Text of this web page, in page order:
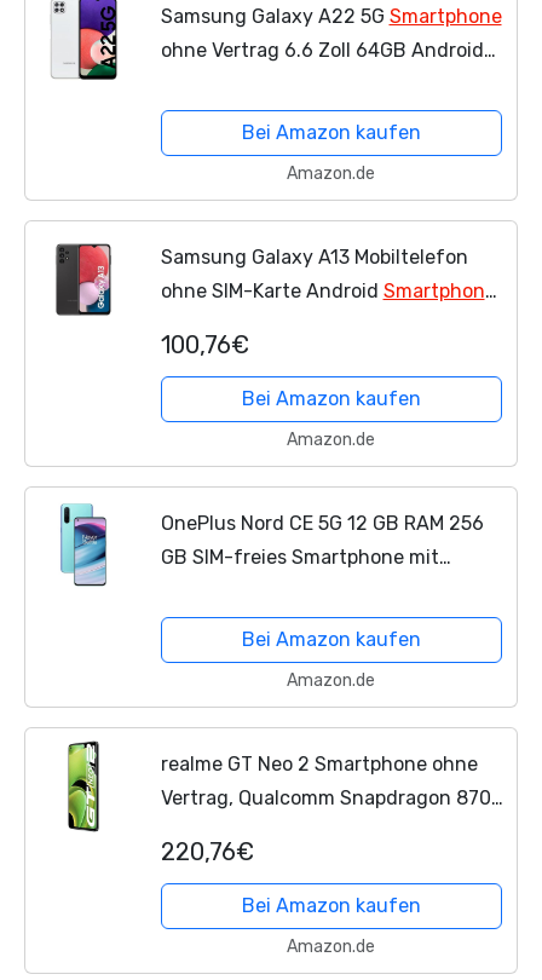
Samsung Galaxy A22 5G Smartphone
ohne Vertrag 6.6 Zoll 64GB Android
Bei Amazon kaufen
Amazon.de
Samsung Galaxy A13 Mobiltelefon
ohne SIM-Karte Android Smartphone
64GB Speicher, 5.000 mAh Akku,
Black, Android 12...
100,76€
Bei Amazon kaufen
Amazon.de
OnePlus Nord CE 5G 12 GB RAM 256
GB SIM-freies Smartphone mit
Jahre Garantie - Blue Void
Bei Amazon kaufen
Amazon.de
realme GT Neo 2 Smartphone ohne
Vertrag, Qualcomm Snapdragon 870
Anzeige, 65W SuperDart Charge, 64
MP KI-Dreifach-Kamera, NFC,...
220,76€
Bei Amazon kaufen
Amazon.de